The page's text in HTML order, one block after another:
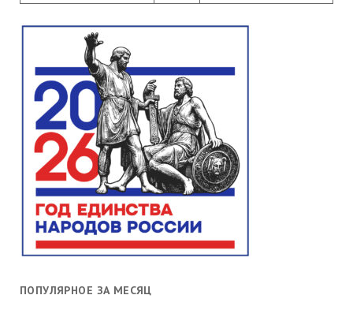
ПОПУЛЯРНОЕ ЗА МЕСЯЦ